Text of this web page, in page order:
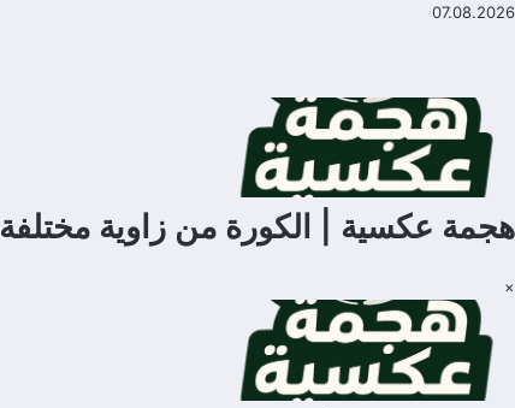
التجاوز
07.08.2026
هجمة عكسية | الكورة من زاوية مختلفة
×